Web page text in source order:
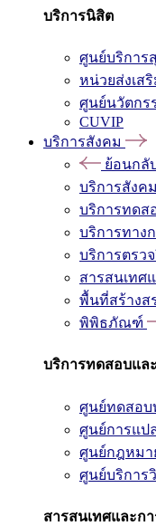
บริการนิสิต
ศูนย์บริการ
หน่วยส่งเส
ศูนย์นวัตกร
CUVIP
บริการสังคม
ย้อนกลั
บริการสังคม
บริการทดส
บริการทาง
บริการตรว
สารสนเทศ
พื้นที่สร้างส
พิพิธภัณฑ์
บริการทดสอบแล
ศูนย์ทดสอบ
ศูนย์การแป
ศูนย์กฎหมา
ศูนย์บริการ
สารสนเทศและก